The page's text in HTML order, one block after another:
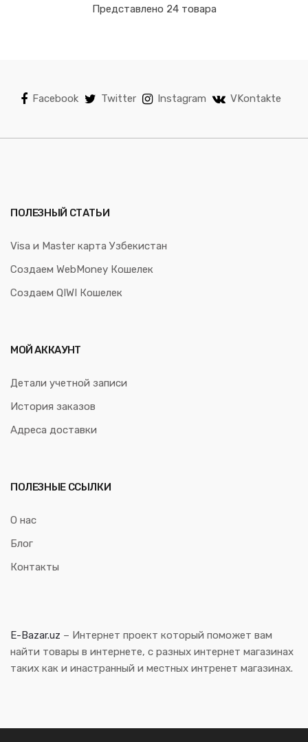
Представлено 24 товара
Facebook Twitter Instagram VKontakte
ПОЛЕЗНЫЙ СТАТЬИ
Visa и Master карта Узбекистан
Создаем WebMoney Кошелек
Создаем QIWI Кошелек
МОЙ АККАУНТ
Детали учетной записи
История заказов
Адреса доставки
ПОЛЕЗНЫЕ ССЫЛКИ
О нас
Блог
Контакты
E-Bazar.uz – Интернет проект который поможет вам
найти товары в интернете, с разных интернет магазинах
таких как и инастранный и местных интренет магазинах.